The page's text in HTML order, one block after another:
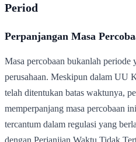
Period
Perpanjangan Masa
Masa percobaan bukanlah periode
perusahaan. Meskipun dalam UU
telah ditentukan batas waktunya,
memperpanjang masa percobaan
tercantum dalam regulasi yang
dengan Perjanjian Waktu Tidak